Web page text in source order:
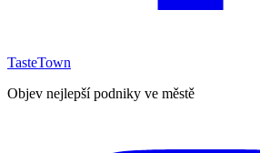
TasteTown
Objev nejlepší podniky ve městě